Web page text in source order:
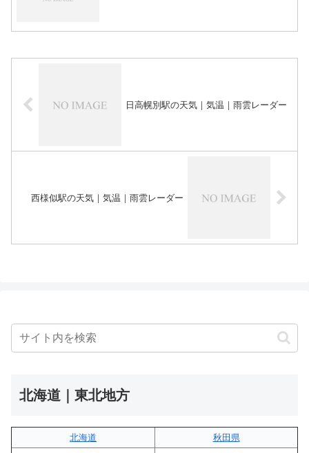
日高幌別駅の天気｜気温｜雨雲レーダー
西様似駅の天気｜気温｜雨雲レーダー
北海道｜東北地方
北海道
秋田県